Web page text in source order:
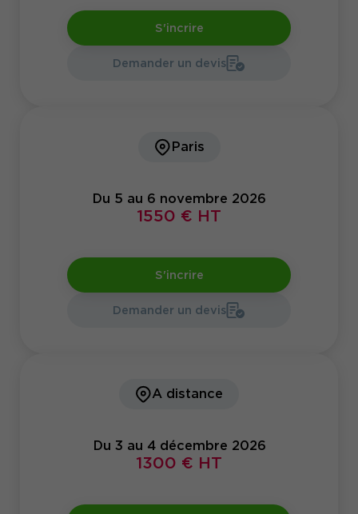
S'incrire
Demander un devis
Paris
Du 5 au 6 novembre 2026
1550 € HT
S'incrire
Demander un devis
A distance
Du 3 au 4 décembre 2026
1300 € HT